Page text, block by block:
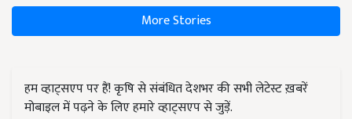
More Stories
हम व्हाट्सएप पर हैं! कृषि से संबंधित देशभर की सभी लेटेस्ट ख़बरें
मोबाइल में पढ़ने के लिए हमारे व्हाट्सएप से जुड़ें.